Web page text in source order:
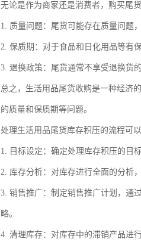
无论是作为商家还是消费者，购买尾
1. 质量问题：尾货可能存在质量问题
2. 保质期：对于食品和日化用品等有
3. 退换政策：尾货通常不享受退换货
总之，生活用品尾货收购是一种经济
的质量和保质期等问题。
处理生活用品尾货库存积压的流程可
1. 目标设定：确定处理库存积压的目
2. 库存分析：对库存进行全面的分析
3. 销售推广：制定销售推广计划，通
略。
4. 清理库存：对库存中的滞销产品进